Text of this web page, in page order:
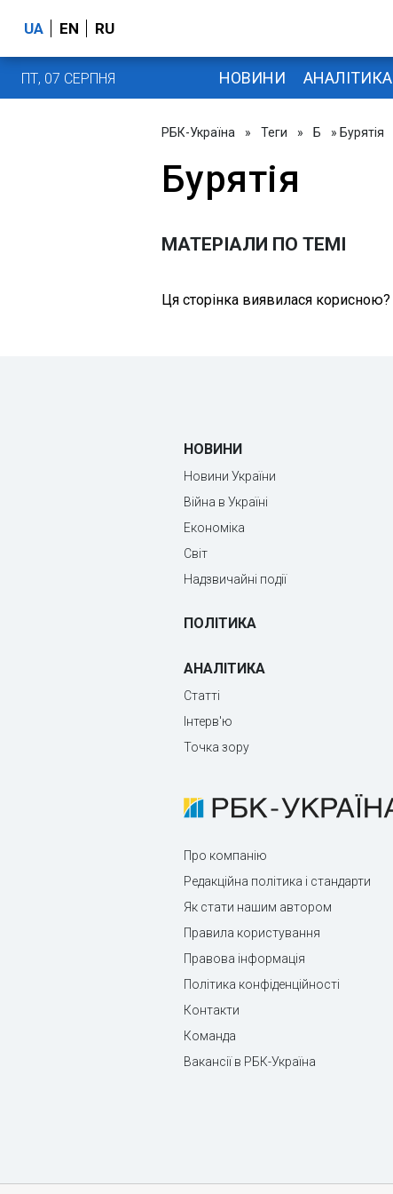
UA EN RU
ПТ, 07 СЕРПНЯ НОВИНИ АНАЛІТИКА
РБК-Україна » Теги » Б » Бурятія
Бурятія
МАТЕРІАЛИ ПО ТЕМІ
Ця сторінка виявилася корисною?
НОВИНИ
Новини України
Війна в Україні
Економіка
Світ
Надзвичайні події
ПОЛІТИКА
АНАЛІТИКА
Статті
Інтерв'ю
Точка зору
Про компанію
Редакційна політика і стандарти
Як стати нашим автором
Правила користування
Правова інформація
Політика конфіденційності
Контакти
Команда
Вакансії в РБК-Україна